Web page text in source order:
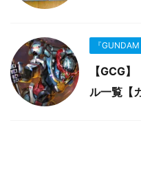
『
【GCG
ル一覧【